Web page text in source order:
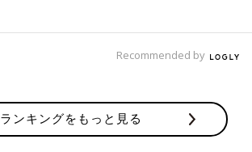
Recommended by
ランキングをもっと見る